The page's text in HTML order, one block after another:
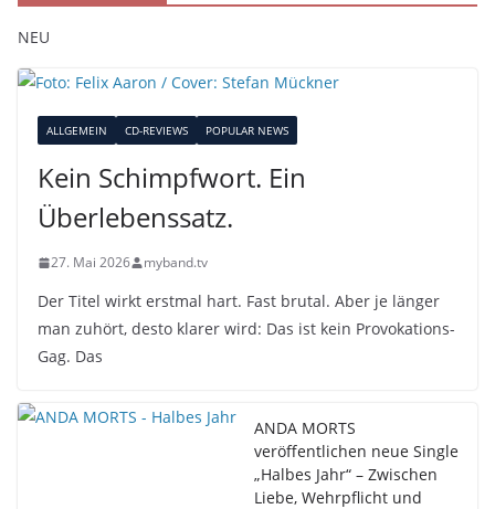
NEU
ALLGEMEIN CD-REVIEWS POPULAR NEWS
Kein Schimpfwort. Ein
Überlebenssatz.
27. Mai 2026 myband.tv
Der Titel wirkt erstmal hart. Fast brutal. Aber je länger
man zuhört, desto klarer wird: Das ist kein Provokations-
Gag. Das
ANDA MORTS
veröffentlichen neue Single
„Halbes Jahr“ – Zwischen
Liebe, Wehrpflicht und